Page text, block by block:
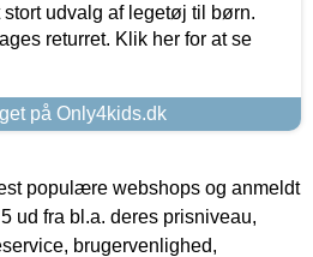
udvalg af legetøj til børn.
returret. Klik her for at se
på Only4kids.dk
populære webshops og anmeldt
ud fra bl.a. deres prisniveau,
brugervenlighed,